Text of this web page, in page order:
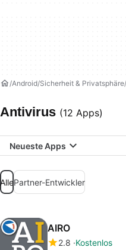
Android Sicherheit & Privatsphäre
Antivirus (12 Apps)
Neueste Apps
AllePartner-Entwickler
AIRO
2.8 Kostenlos